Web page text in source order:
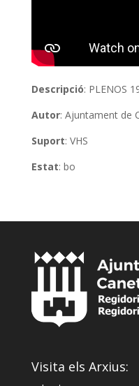
Descripció: PLENOS
Autor: Ajuntament de
Suport: VHS
Estat: bo
Visita els Arxius: